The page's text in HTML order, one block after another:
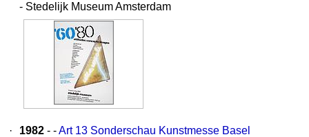
- Stedelijk Museum Amsterdam
· 1982 - -Art 13 Sonderschau Kunstmesse Basel